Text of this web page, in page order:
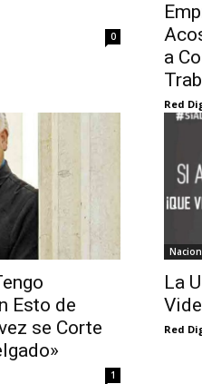
0
a
Red
Esto de
se Corte
1
La
Red